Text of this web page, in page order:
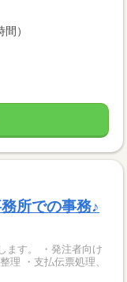
）
所での事務♪
ます。 ・発注者向け
理 ・支払伝票処理、